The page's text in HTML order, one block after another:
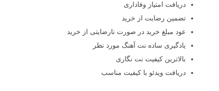
دریافت امتیاز وفاداری
تضمین رضایت از خرید
عود مبلغ خرید در صورت نارضایتی از خرید
یادگیری ساده نت آهنگ مورد نظر
بالاترین کیفیت نت نگاری
دریافت ویدئو با کیفیت مناسب